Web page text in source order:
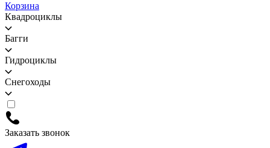
Корзина
Квадроциклы
Багги
Гидроциклы
Снегоходы
Заказать звонок